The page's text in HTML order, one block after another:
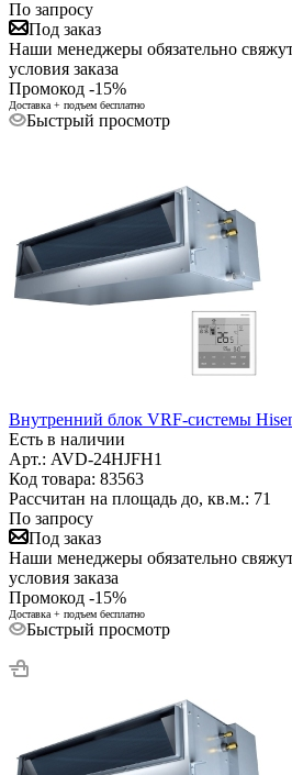
По запросу
Под заказ
Наши менеджеры обязательно
условия заказа
Промокод -15%
Доставка + подъем бесплатно
Быстрый просмотр
Внутренний блок VRF-системы
Есть в наличии
Арт.: AVD-24HJFH1
Код товара: 83563
Рассчитан на площадь до, кв.м.: 71
По запросу
Под заказ
Наши менеджеры обязательно
условия заказа
Промокод -15%
Доставка + подъем бесплатно
Быстрый просмотр